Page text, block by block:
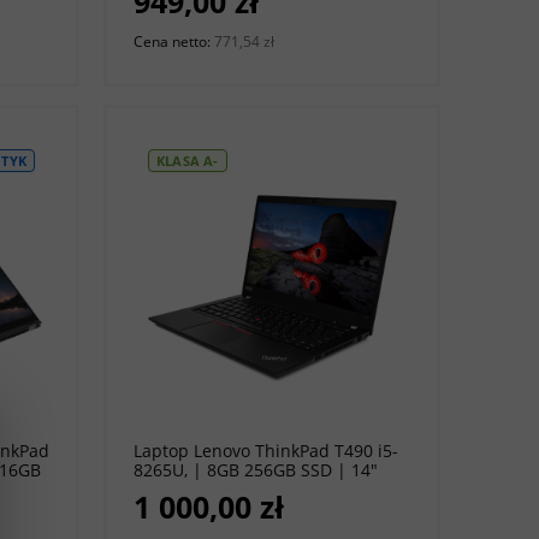
Cena netto: 771,54 zł
|
Laptop Lenovo ThinkPad T490 i5-
8265U, | 8GB 256GB SSD | 14"
1 000,00 zł
do koszyka
KLASA A-